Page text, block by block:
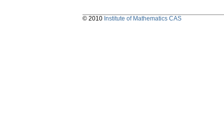
© 2010 Institute of Mathematics CAS